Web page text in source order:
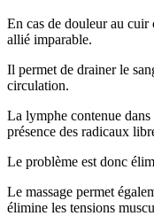
En cas de douleur au cuir
allié imparable.
Il permet de drainer le
circulation.
La lymphe contenue
présence des radicaux
Le problème est donc
Le massage permet
élimine les tensions